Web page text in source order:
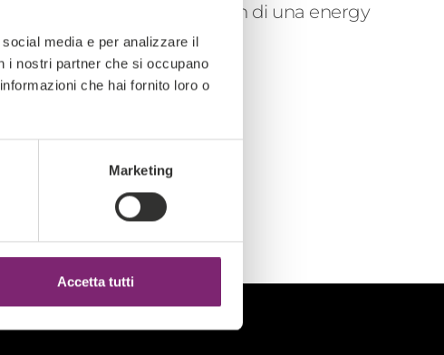
media e per analizzare il
i nostri partner che si occupano
che hai fornito loro o
Marketing
Accetta tutti
"La digital trasformation di una energy
12:30.